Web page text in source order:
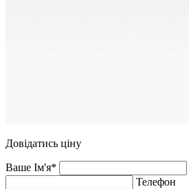
Довідатись ціну
Ваше Ім'я*
Телефон